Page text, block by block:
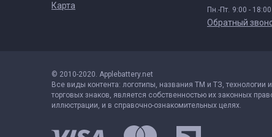
Карта
Пн.-Пт. 9:00 - 18:00
Обратный
© 2010-2020. Applebattery.net
Все виды контента: логотипы, названия ТМ и ТЗ, технологии
торговых знаков, является собственностью их законных
иллюстрации, и в справочно-ознакомительных целях.